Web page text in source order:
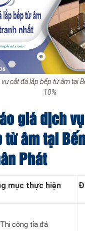
cắt đá lắp bếp từ âm tại
10%
giá dịch
từ âm tại
Phát
mục thực hiện
Thi công tỉa đá